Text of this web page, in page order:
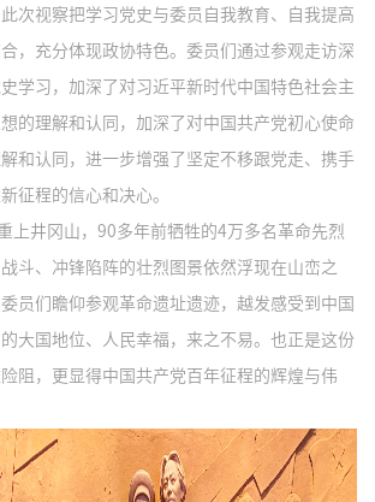
次视察把学习党史与委员自我教育、自我提高
，充分体现政协特色。委员们通过参观走访深
学习，加深了对习近平新时代中国特色社会主
的理解和认同，加深了对中国共产党初心使命
和认同，进一步增强了坚定不移跟党走、携手
征程的信心和决心。
井冈山，90多年前牺牲的4万多名革命先烈
斗、冲锋陷阵的壮烈图景依然浮现在山峦之
委员们瞻仰参观革命遗址遗迹，越发感受到中国
大国地位、人民幸福，来之不易。也正是这份
阻，更显得中国共产党百年征程的辉煌与伟